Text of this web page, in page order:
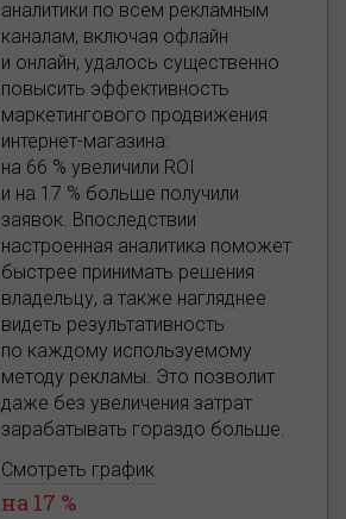
аналитики по всем рекламным
каналам, включая офлайн
и онлайн, удалось существенно
повысить эффективность
маркетингового продвижения
интернет-магазина:
на 66 % увеличили ROI
и на 17 % больше получили
заявок. Впоследствии
настроенная аналитика поможет
быстрее принимать решения
владельцу, а также нагляднее
видеть результативность
по каждому используемому
методу рекламы. Это позволит
даже без увеличения затрат
зарабатывать гораздо больше.
Смотреть график
на 17 %